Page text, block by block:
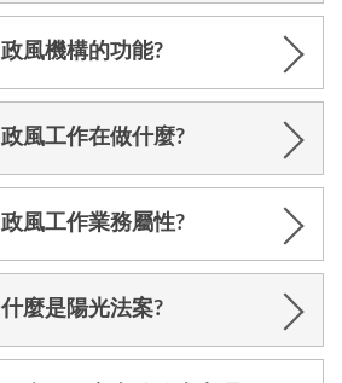
政風機構的功能?
政風工作在做什麼?
政風工作業務屬性?
什麼是陽光法案?